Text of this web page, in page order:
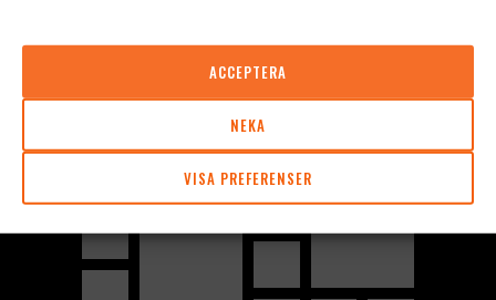
ACCEPTERA
NEKA
VISA PREFERENSER